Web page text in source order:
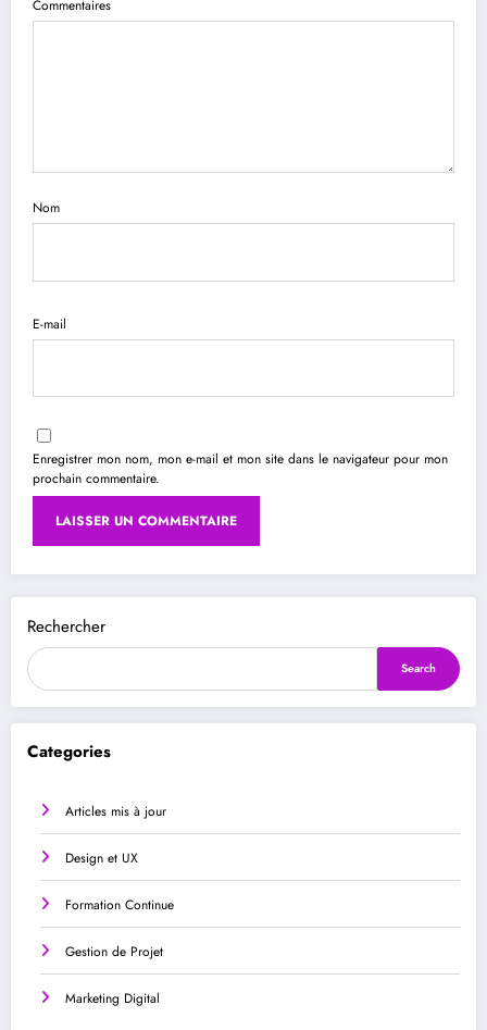
Rechercher
Search
Categories
Articles mis à jour
Design et UX
Formation Continue
Gestion de Projet
Marketing Digital
Commentaires
Nom
E-mail
Enregistrer mon nom, mon e-mail et mon site dans le navigateur pour mon
prochain commentaire.